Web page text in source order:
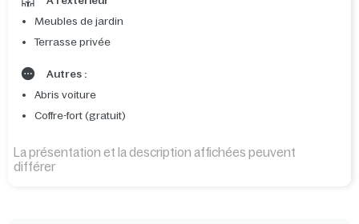
Meubles de jardin
Terrasse privée
Autres :
Abris voiture
Coffre-fort (gratuit)
La présentation et la description affichées peuvent
différer